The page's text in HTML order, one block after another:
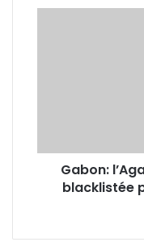
européenne
Gabon:
blacklistée